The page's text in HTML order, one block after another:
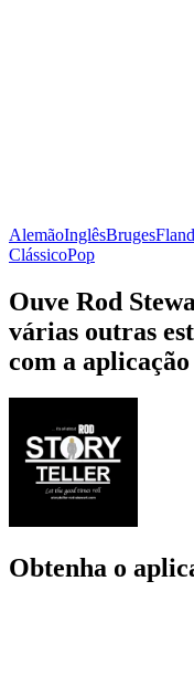
AlemãoInglêsBruges
ClássicoPop
Ouve Rod
várias outras
com a
Obtenha o